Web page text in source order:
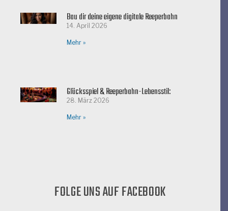
Bau dir deine eigene digitale Reeperbahn
14. April 2026
Mehr »
Glücksspiel & Reeperbahn-Lebensstil:
28. März 2026
Mehr »
FOLGE UNS AUF FACEBOOK